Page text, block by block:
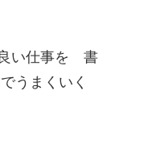
い仕事を 書
うまくいく